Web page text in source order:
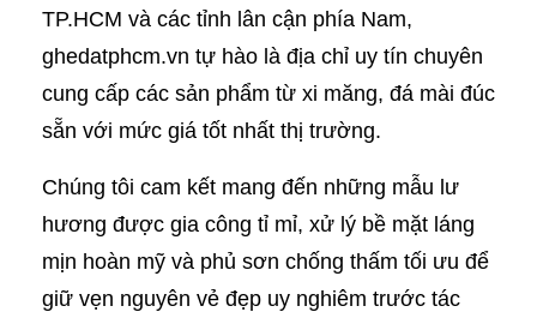
TP.HCM và các tỉnh lân cận phía Nam,
ghedatphcm.vn tự hào là địa chỉ uy tín chuyên
cung cấp các sản phẩm từ xi măng, đá mài đúc
sẵn với mức giá tốt nhất thị trường.
Chúng tôi cam kết mang đến những mẫu lư
hương được gia công tỉ mỉ, xử lý bề mặt láng
mịn hoàn mỹ và phủ sơn chống thấm tối ưu để
giữ vẹn nguyên vẻ đẹp uy nghiêm trước tác